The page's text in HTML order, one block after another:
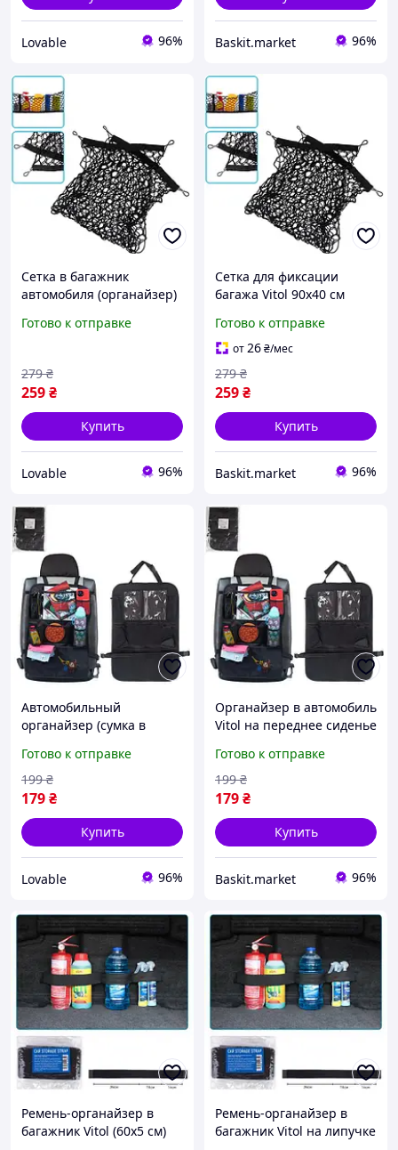
Lovable 96% Baskit.market 96%
Сетка в багажник
автомобиля (органайзер)
эластичная прижимная
Готово к отправке
259₴
279 ₴
Купить
Lovable 96%
Сетка для фиксации
багажа Vitol 90x40 см
Готово к отправке
от26₴/мес
259₴
279 ₴
Купить
Baskit.market 96%
Автомобильный
органайзер (сумка в
сиденья Vitol 60х40 см,
органайзер-накидка
Черный
Готово к отправке
179₴
199 ₴
Купить
Lovable 96%
Органайзер в автомобиль
Vitol на переднее сиденье
Готово к отправке
179₴
199 ₴
Купить
Baskit.market 96%
Ремень-органайзер в
багажник Vitol (60х5 см)
Ремень-органайзер в
багажник Vitol на липучке